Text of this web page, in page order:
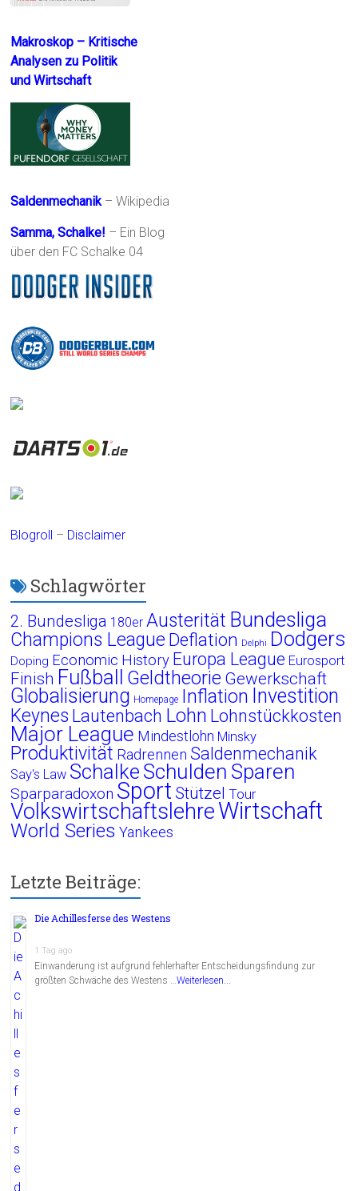
Makroskop – Kritische
Analysen zu Politik
und Wirtschaft
Saldenmechanik– Wikipedia
Samma, Schalke! – Ein Blog
über den FC Schalke 04
Blogroll – Disclaimer
Schlagwörter
2. Bundesliga 180er Austerität Bundesliga
Champions League Deflation Delphi Dodgers
Doping Economic History Europa League Eurosport
Finish Fußball Geldtheorie Gewerkschaft
Globalisierung Homepage Inflation Investition
Keynes Lautenbach Lohn Lohnstückkosten
Major League Mindestlohn Minsky
Produktivität Radrennen Saldenmechanik
Say's Law Schalke Schulden Sparen
Sparparadoxon Sport Stützel Tour
VolkswirtschaftslehreWirtschaft
World Series Yankees
Letzte Beiträge:
Die Achillesferse des Westens
1 Tag ago
Einwanderung ist aufgrund fehlerhafter Entscheidungsfindung zur
größten Schwäche des Westens …Weiterlesen...